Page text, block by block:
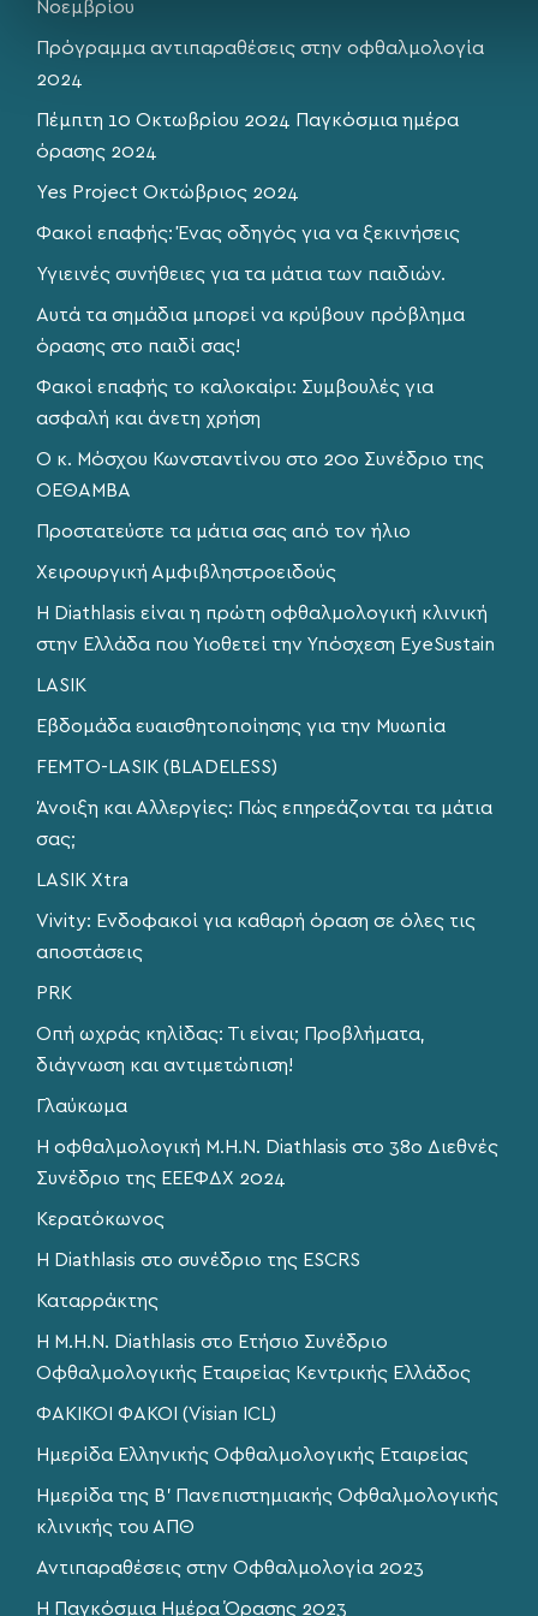
Νοεμβρίου
Πρόγραμμα αντιπαραθέσεις στην οφθαλμολογία
2024
Πέμπτη 10 Οκτωβρίου 2024 Παγκόσμια ημέρα
όρασης 2024
Yes Project Οκτώβριος 2024
Φακοί επαφής: Ένας οδηγός για να ξεκινήσεις
Υγιεινές συνήθειες για τα μάτια των παιδιών.
Αυτά τα σημάδια μπορεί να κρύβουν πρόβλημα
όρασης στο παιδί σας!
Φακοί επαφής το καλοκαίρι: Συμβουλές για
ασφαλή και άνετη χρήση
O κ. Μόσχου Κωνσταντίνου στο 20ο Συνέδριο της
ΟΕΘΑΜΒΑ
Προστατεύστε τα μάτια σας από τον ήλιο
Χειρουργική Αμφιβληστροειδούς
Η Diathlasis είναι η πρώτη οφθαλμολογική κλινική
στην Ελλάδα που Υιοθετεί την Υπόσχεση EyeSustain
LASIK
Εβδομάδα ευαισθητοποίησης για την Μυωπία
FEMTO-LASIK (BLADELESS)
Άνοιξη και Αλλεργίες: Πώς επηρεάζονται τα μάτια
σας;
LASIK Xtra
Vivity: Ενδοφακοί για καθαρή όραση σε όλες τις
αποστάσεις
PRK
Οπή ωχράς κηλίδας: Τι είναι; Προβλήματα,
διάγνωση και αντιμετώπιση!
Γλαύκωμα
Η οφθαλμολογική Μ.Η.Ν. Diathlasis στο 38o Διεθνές
Συνέδριο της ΕΕΕΦΔΧ 2024
Κερατόκωνος
Η Diathlasis στο συνέδριο της ESCRS
Καταρράκτης
Η Μ.Η.Ν. Diathlasis στο Ετήσιο Συνέδριο
Οφθαλμολογικής Εταιρείας Κεντρικής Ελλάδος
ΦΑΚΙΚΟΙ ΦΑΚΟΙ (Visian ICL)
Ημερίδα Ελληνικής Οφθαλμολογικής Εταιρείας
Ημερίδα της Β’ Πανεπιστημιακής Οφθαλμολογικής
κλινικής του ΑΠΘ
Αντιπαραθέσεις στην Οφθαλμολογία 2023
Η Παγκόσμια Ημέρα Όρασης 2023